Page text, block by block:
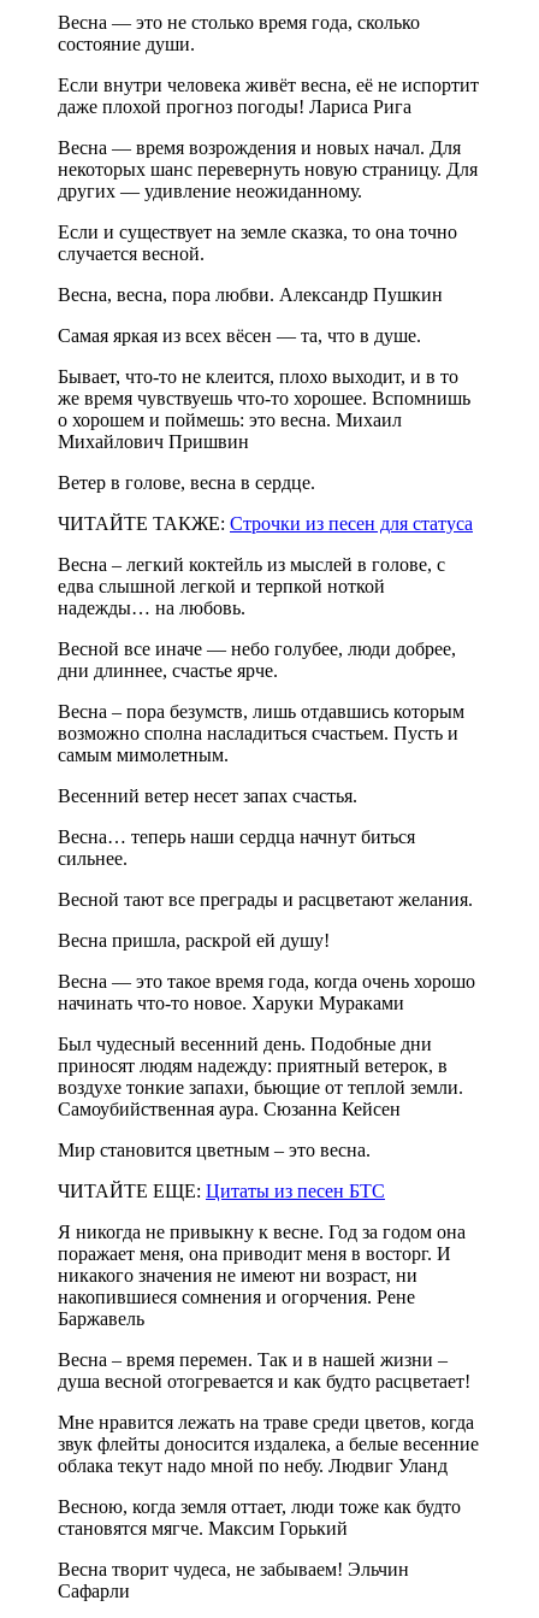
Весна — это не столько время года, сколько
состояние души.
Если внутри человека живёт весна, её не испортит
даже плохой прогноз погоды! Лариса Рига
Весна — время возрождения и новых начал. Для
некоторых шанс перевернуть новую страницу. Для
других — удивление неожиданному.
Если и существует на земле сказка, то она точно
случается весной.
Весна, весна, пора любви. Александр Пушкин
Самая яркая из всех вёсен — та, что в душе.
Бывает, что-то не клеится, плохо выходит, и в то
же время чувствуешь что-то хорошее. Вспомнишь
о хорошем и поймешь: это весна. Михаил
Михайлович Пришвин
Ветер в голове, весна в сердце.
ЧИТАЙТЕ ТАКЖЕ: Строчки из песен для статуса
Весна – легкий коктейль из мыслей в голове, с
едва слышной легкой и терпкой ноткой
надежды… на любовь.
Весной все иначе — небо голубее, люди добрее,
дни длиннее, счастье ярче.
Весна – пора безумств, лишь отдавшись которым
возможно сполна насладиться счастьем. Пусть и
самым мимолетным.
Весенний ветер несет запах счастья.
Весна… теперь наши сердца начнут биться
сильнее.
Весной тают все преграды и расцветают желания.
Весна пришла, раскрой ей душу!
Весна — это такое время года, когда очень хорошо
начинать что-то новое. Харуки Мураками
Был чудесный весенний день. Подобные дни
приносят людям надежду: приятный ветерок, в
воздухе тонкие запахи, бьющие от теплой земли.
Самоубийственная аура. Сюзанна Кейсен
Мир становится цветным – это весна.
ЧИТАЙТЕ ЕЩЕ: Цитаты из песен БТС
Я никогда не привыкну к весне. Год за годом она
поражает меня, она приводит меня в восторг. И
никакого значения не имеют ни возраст, ни
накопившиеся сомнения и огорчения. Рене
Баржавель
Весна – время перемен. Так и в нашей жизни –
душа весной отогревается и как будто расцветает!
Мне нравится лежать на траве среди цветов, когда
звук флейты доносится издалека, а белые весенние
облака текут надо мной по небу. Людвиг Уланд
Весною, когда земля оттает, люди тоже как будто
становятся мягче. Максим Горький
Весна творит чудеса, не забываем! Эльчин
Сафарли